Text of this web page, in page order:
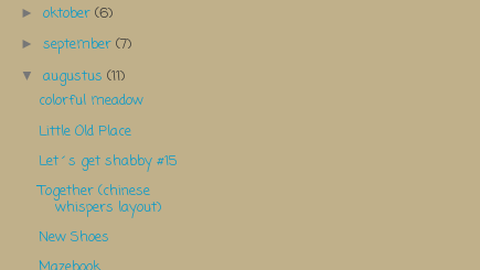
►oktober(6)
►september(7)
▼augustus(11)
colorful meadow
Little Old Place
Let´s get shabby #15
Together (chinese
whispers layout)
New Shoes